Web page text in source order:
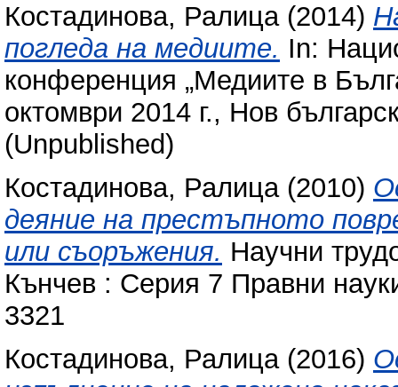
Костадинова, Ралица(2014)
погледа на медиите. In:
конференция „Медиите в
октомври 2014 г., Нов
(Unpublished)
Костадинова, Ралица(2010)
деяние на престъпното
или съоръжения. Научни
Кънчев : Серия 7 Правни
3321
Костадинова, Ралица(2016)